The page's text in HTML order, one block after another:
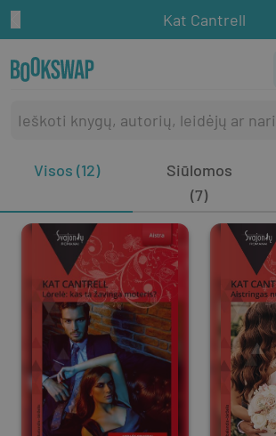
Kat Cantrell
Visos (12)
Siūlomos
(7)